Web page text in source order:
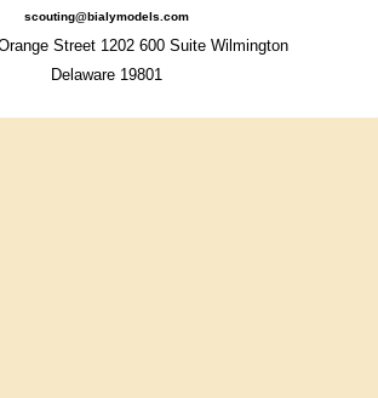
scouting@bialymodels.com
Street 1202 600 Suite Wilmington
Delaware 19801